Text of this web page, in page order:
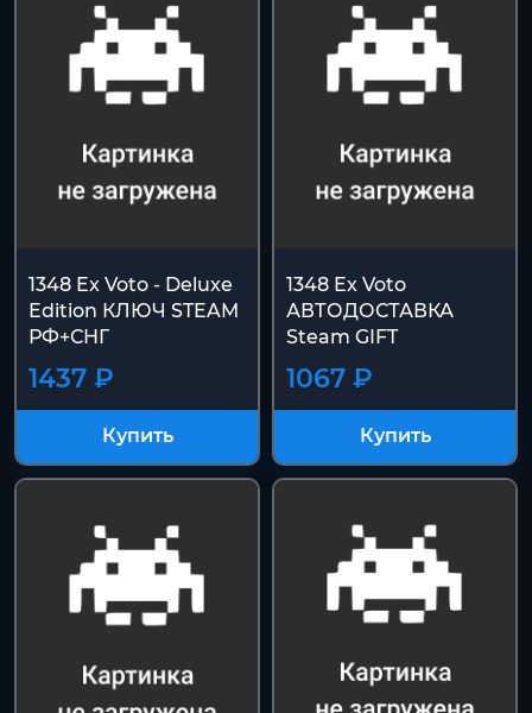
1348 Ex Voto - Deluxe
Edition КЛЮЧ STEAM
РФ+СНГ
1437 ₽
Купить
1348 Ex Voto
АВТОДОСТАВКА
Steam GIFT
1067 ₽
Купить